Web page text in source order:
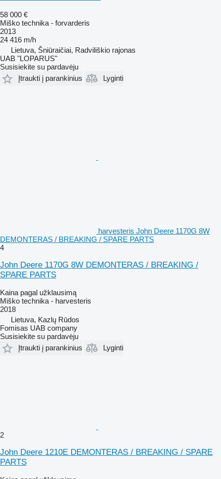
58 000 €
Miško technika - forvarderis
2013
24 416 m/h
Lietuva, Šniūraičiai, Radviliškio rajonas
UAB "LOPARUS"
Susisiekite su pardavėju
Įtraukti į parankinius
Lyginti
harvesteris John Deere 1170G 8W
DEMONTERAS / BREAKING / SPARE PARTS
4
John Deere 1170G 8W DEMONTERAS / BREAKING /
SPARE PARTS
Kaina pagal užklausimą
Miško technika - harvesteris
2018
Lietuva, Kazlų Rūdos
Fomisas UAB company
Susisiekite su pardavėju
Įtraukti į parankinius
Lyginti
2
John Deere 1210E DEMONTERAS / BREAKING / SPARE
PARTS